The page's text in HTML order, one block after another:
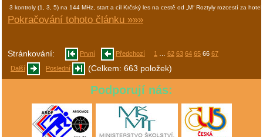
3 kontroly (1, 3, 5) na 144 MHz, start a cíl Krčský les na cestě od „M“ Roztyly rozcestí za
Pokračování tohoto článku »»»
Stránkování: První Předchozí 1 62 63 64 65 66 67
Další Poslední (Celkem: 663 položek)
Podporují nás: